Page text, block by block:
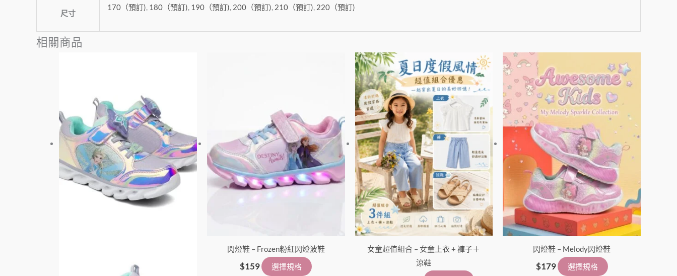
尺寸
170（預訂), 180（預訂), 190（預訂), 200（預訂), 210（預訂), 220（預訂)
相關商品
種
款
式。
可
在
產
品
閃燈鞋 – Frozen粉紅閃燈波鞋
$159 選擇規格
種
款
式。
可
在
選
擇
女童超值組合 – 女童上衣 + 褲子＋
涼鞋
價
格
範
圍：
$150
到
$249
此
產
品
種
式。
可
在
產
品
頁
面
選
閃燈鞋 – Melody閃燈鞋
$179 選擇規格
產
品
有
多
式。
可
在
產
品
頁
面
選
擇